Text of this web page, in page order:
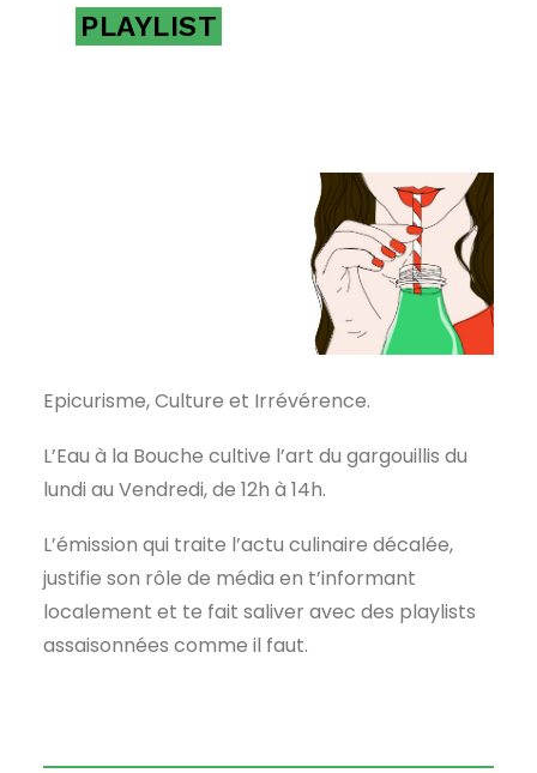
PLAYLIST
Epicurisme, Culture et Irrévérence.
L’Eau à la Bouche cultive l’art du gargouillis du
lundi au Vendredi, de 12h à 14h.
L’émission qui traite l’actu culinaire décalée,
justifie son rôle de média en t’informant
localement et te fait saliver avec des playlists
assaisonnées comme il faut.